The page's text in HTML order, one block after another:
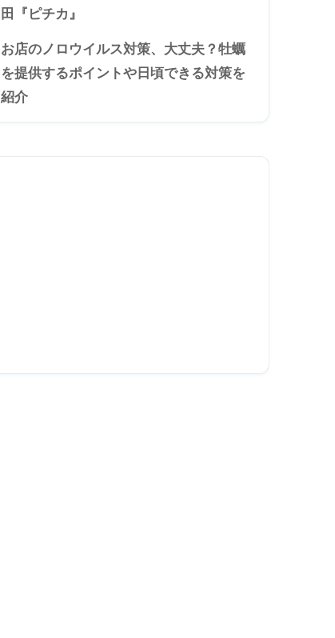
田『ピチカ』
お店のノロウイルス対策、大丈夫？牡蠣
を提供するポイントや日頃できる対策を
紹介